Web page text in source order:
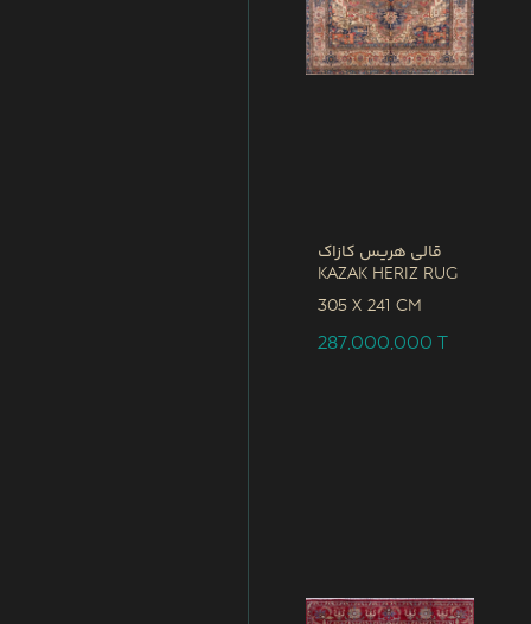
قالی هریس کازاک
Kazak Heriz Rug
305 x 241 CM
287,000,000T